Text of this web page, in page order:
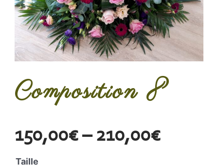
Composition 8
150,00€ – 210,00€
Taille